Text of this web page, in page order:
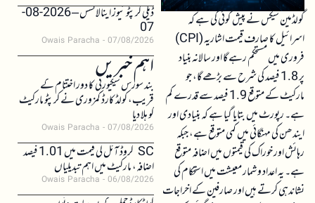
گولڈمین سیکس نے پیش گوئی کی ہے کہ
اسرائیل کا صارف قیمت اشاریہ (CPI)
فروری میں مستحکم رہے گا اور سالانہ بنیاد
پر 1.8 فیصد کی شرح سے بڑھے گا، جو
مارکیٹ کے متوقع 1.9 فیصد سے قدرے کم
ہے۔ رپورٹ میں بتایا گیا ہے کہ بنیادی اور
ایندھن کی مہنگائی میں کمی متوقع ہے، جبکہ
رہائش اور خوراک کی قیمتوں میں اضافہ متوقع
ہے۔ یہ اعداد و شمار معیشت میں استحکام کی
نشاندہی کرتے ہیں اور صارفین کے اخراجات
ڈیلی کرپٹو نیوز اینالائسس – 2026-08-
07
Owais Paracha 07/08/2026
اہم خبریں
بند سورس سیکیورٹی کا دور اختتام کے
قریب، کولڈ کارڈ کمزوری نے کرپٹو مارکیٹ
کو ہلا دیا
Owais Paracha 07/08/2026
SC کروڈ آئل کی قیمت میں 1.01 فیصد
اضافہ، مارکیٹ میں اہم تبدیلیاں
Owais Paracha 06/08/2026